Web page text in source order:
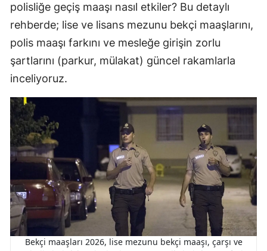
polisliğe geçiş maaşı nasıl etkiler? Bu detaylı
rehberde; lise ve lisans mezunu bekçi maaşlarını,
polis maaşı farkını ve mesleğe girişin zorlu
şartlarını (parkur, mülakat) güncel rakamlarla
inceliyoruz.
Bekçi maaşları 2026, lise mezunu bekçi maaşı, çarşı ve